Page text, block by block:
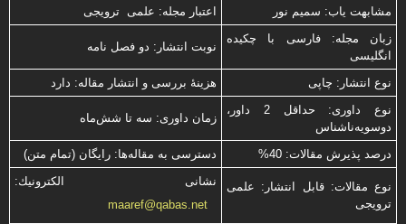
مشابهت ياب: سميم نور
اعتبار مجله: علمی ترویجی
زبان مجله: فارسی با چكیده
انگلیسی
نوبت انتشار: دو فصل نامه
نوع انتشار: چاپی
هزینۀ بررسی و انتشار مقاله: دارد
نوع داوری: حداقل 2 داور،
دوسویه‌ناشناس
زمان داوری: سه تا شش‌ماه
درصد پذیرش مقالات: 40% دسترسی به مقاله‌ها: رایگان (تمام متن)
نوع مقالات: قابل انتشار: علمی
ترویجی
نشانی الكترونیك:
maaref@qabas.net